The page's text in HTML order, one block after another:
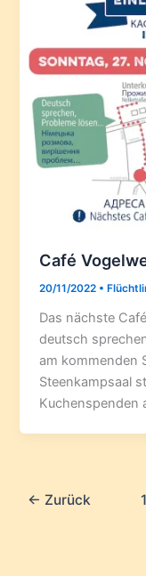
Café
20/11/2022 •
Das nächste
deutsch
am kommenden
Steenkampsaal
Kuchenspenden
← Zurück 1